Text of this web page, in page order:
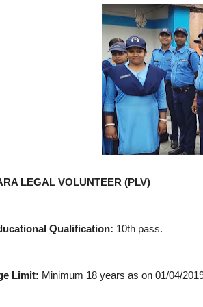
LEGAL VOLUNTEER (PLV)
Qualification: 10th pass.
Limit: Minimum 18 years as on 01/04/